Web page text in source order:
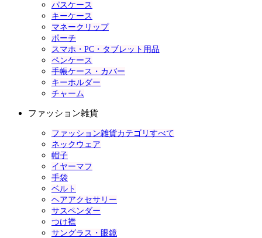
パスケース
キーケース
マネークリップ
ポーチ
スマホ・PC・タブレット用品
ペンケース
手帳ケース・カバー
キーホルダー
チャーム
ファッション雑貨
ファッション雑貨カテゴリすべて
ネックウェア
帽子
イヤーマフ
手袋
ベルト
ヘアアクセサリー
サスペンダー
つけ襟
サングラス・眼鏡